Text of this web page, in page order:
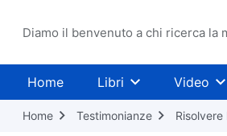
Diamo il benvenuto a chi ricerca la
Home Libri Video
Home Testimonianze